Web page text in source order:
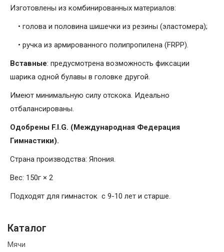
Изготовлены из комбинированных материалов:
• голова и половина шишечки из резины (эластомера);
• ручка из армированного полипропилена (FRPP).
Вставные: предусмотрена возможность фиксации
шарика одной булавы в головке другой.
Имеют минимальную силу отскока. Идеально
отбалансированы.
Одобрены F.I.G. (Международная Федерация
Гимнастики).
Страна производства: Япония.
Вес: 150г × 2
Подходят для гимнасток с 9-10 лет и старше.
Каталог
Мячи